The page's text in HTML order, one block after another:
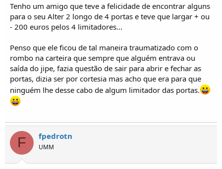
Tenho um amigo que teve a felicidade de encontrar alguns
para o seu Alter 2 longo de 4 portas e teve que largar + ou
- 200 euros pelos 4 limitadores...
Penso que ele ficou de tal maneira traumatizado com o
rombo na carteira que sempre que alguém entrava ou
saída do jipe, fazia questão de sair para abrir e fechar as
portas, dizia ser por cortesia mas acho que era para que
ninguém lhe desse cabo de algum limitador das portas.
F fpedrotn
UMM